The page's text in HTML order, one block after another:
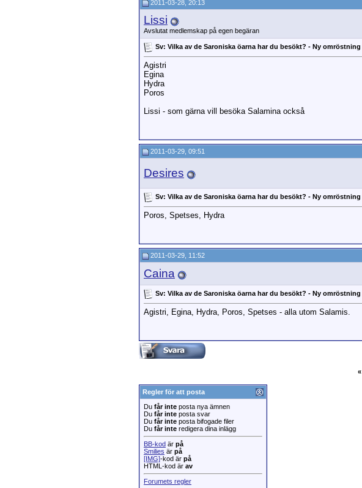
2011-03-28, 20:13
Lissi
Avslutat medlemskap på egen begäran
Sv: Vilka av de Saroniska öarna har du besökt? - Ny omröstning
Agistri
Egina
Hydra
Poros
Lissi - som gärna vill besöka Salamina också
2011-03-29, 09:51
Desires
Sv: Vilka av de Saroniska öarna har du besökt? - Ny omröstning
Poros, Spetses, Hydra
2011-03-29, 11:52
Caina
Sv: Vilka av de Saroniska öarna har du besökt? - Ny omröstning
Agistri, Egina, Hydra, Poros, Spetses - alla utom Salamis.
«
Regler för att posta
Du får inte posta nya ämnen
Du får inte posta svar
Du får inte posta bifogade filer
Du får inte redigera dina inlägg
BB-kod är på
Smilies är på
[IMG]-kod är på
HTML-kod är av
Forumets regler